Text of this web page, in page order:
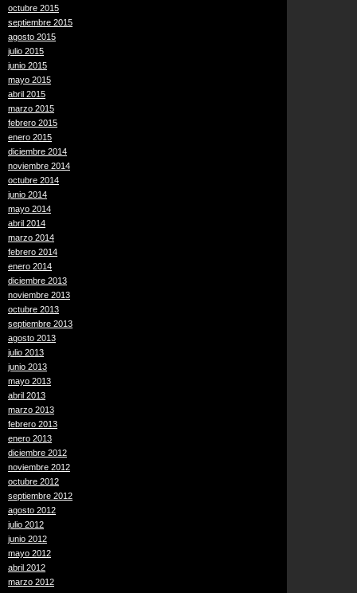
octubre 2015
septiembre 2015
agosto 2015
julio 2015
junio 2015
mayo 2015
abril 2015
marzo 2015
febrero 2015
enero 2015
diciembre 2014
noviembre 2014
octubre 2014
junio 2014
mayo 2014
abril 2014
marzo 2014
febrero 2014
enero 2014
diciembre 2013
noviembre 2013
octubre 2013
septiembre 2013
agosto 2013
julio 2013
junio 2013
mayo 2013
abril 2013
marzo 2013
febrero 2013
enero 2013
diciembre 2012
noviembre 2012
octubre 2012
septiembre 2012
agosto 2012
julio 2012
junio 2012
mayo 2012
abril 2012
marzo 2012